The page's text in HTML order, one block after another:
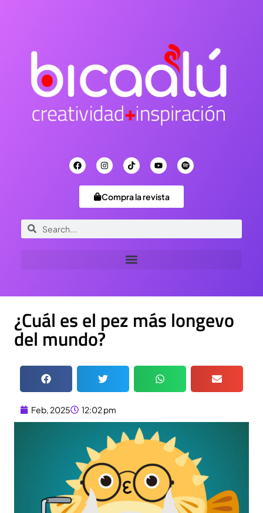
Compra la revista
¿Cuál es el pez más longevo
del mundo?
Feb, 2025 12:02 pm